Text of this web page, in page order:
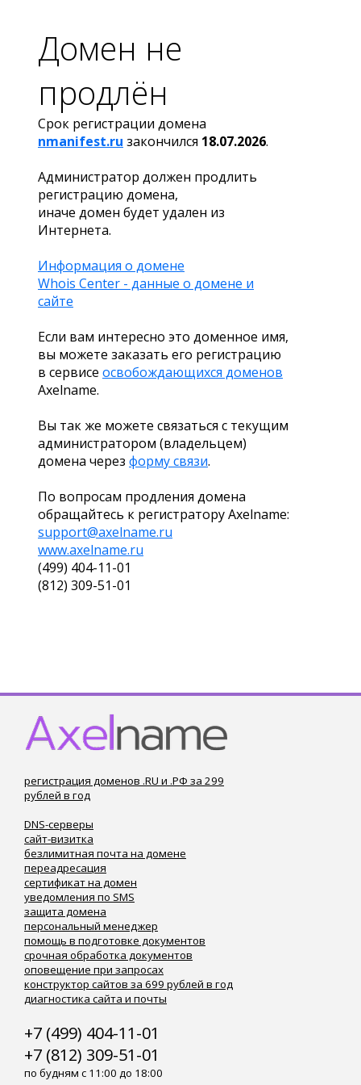
Домен не
продлён
Срок регистрации домена
nmanifest.ru закончился 18.07.2026.
Администратор должен продлить
регистрацию домена,
иначе домен будет удален из
Интернета.
Информация о домене
Whois Center - данные о домене и
сайте
Если вам интересно это доменное имя,
вы можете заказать его регистрацию
в сервисе освобождающихся доменов
Axelname.
Вы так же можете связаться с текущим
администратором (владельцем)
домена через форму связи.
По вопросам продления домена
обращайтесь к регистратору Axelname:
support@axelname.ru
www.axelname.ru
(499) 404-11-01
(812) 309-51-01
регистрация доменов .RU и .РФ за 299
рублей в год
DNS-серверы
сайт-визитка
безлимитная почта на домене
переадресация
сертификат на домен
уведомления по SMS
защита домена
персональный менеджер
помощь в подготовке документов
срочная обработка документов
оповещение при запросах
конструктор сайтов за 699 рублей в год
диагностика сайта и почты
+7 (499) 404-11-01
+7 (812) 309-51-01
по будням с 11:00 до 18:00